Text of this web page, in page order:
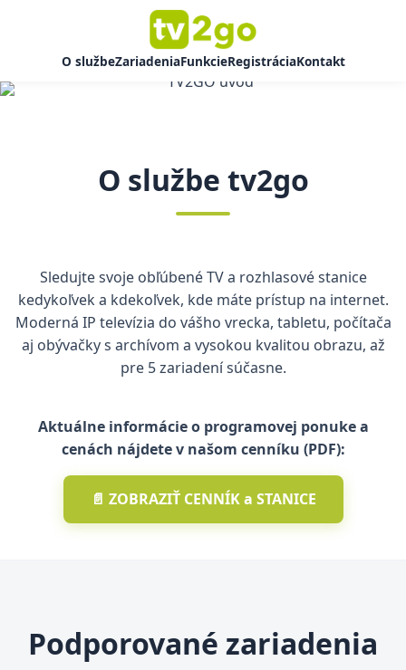
O službeZariadeniaFunkcieRegistráciaKontakt
O službe tv2go
Sledujte svoje obľúbené TV a rozhlasové stanice
kedykoľvek a kdekoľvek, kde máte prístup na internet.
Moderná IP televízia do vášho vrecka, tabletu, počítača
aj obývačky s archívom a vysokou kvalitou obrazu, až
pre 5 zariadení súčasne.
Aktuálne informácie o programovej ponuke a
cenách nájdete v našom cenníku (PDF):
📄 ZOBRAZIŤ CENNÍK a STANICE
Podporované zariadenia